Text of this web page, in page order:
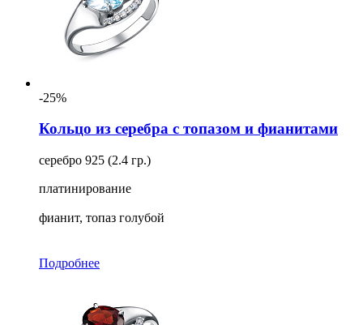
-25%
Кольцо из серебра с топазом и фианитами
серебро 925 (2.4 гр.)
платинирование
фианит, топаз голубой
Подробнее